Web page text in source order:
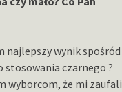
najlepszy wynik spośród
stosowania czarnego ?
wyborcom, że mi zaufali